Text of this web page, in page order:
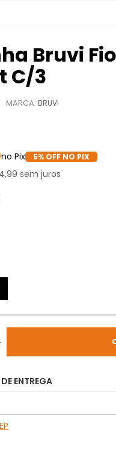
Bruvi
C/3
BRUVI
5% OFF NO PIX
,99 sem juros
ENTREGA